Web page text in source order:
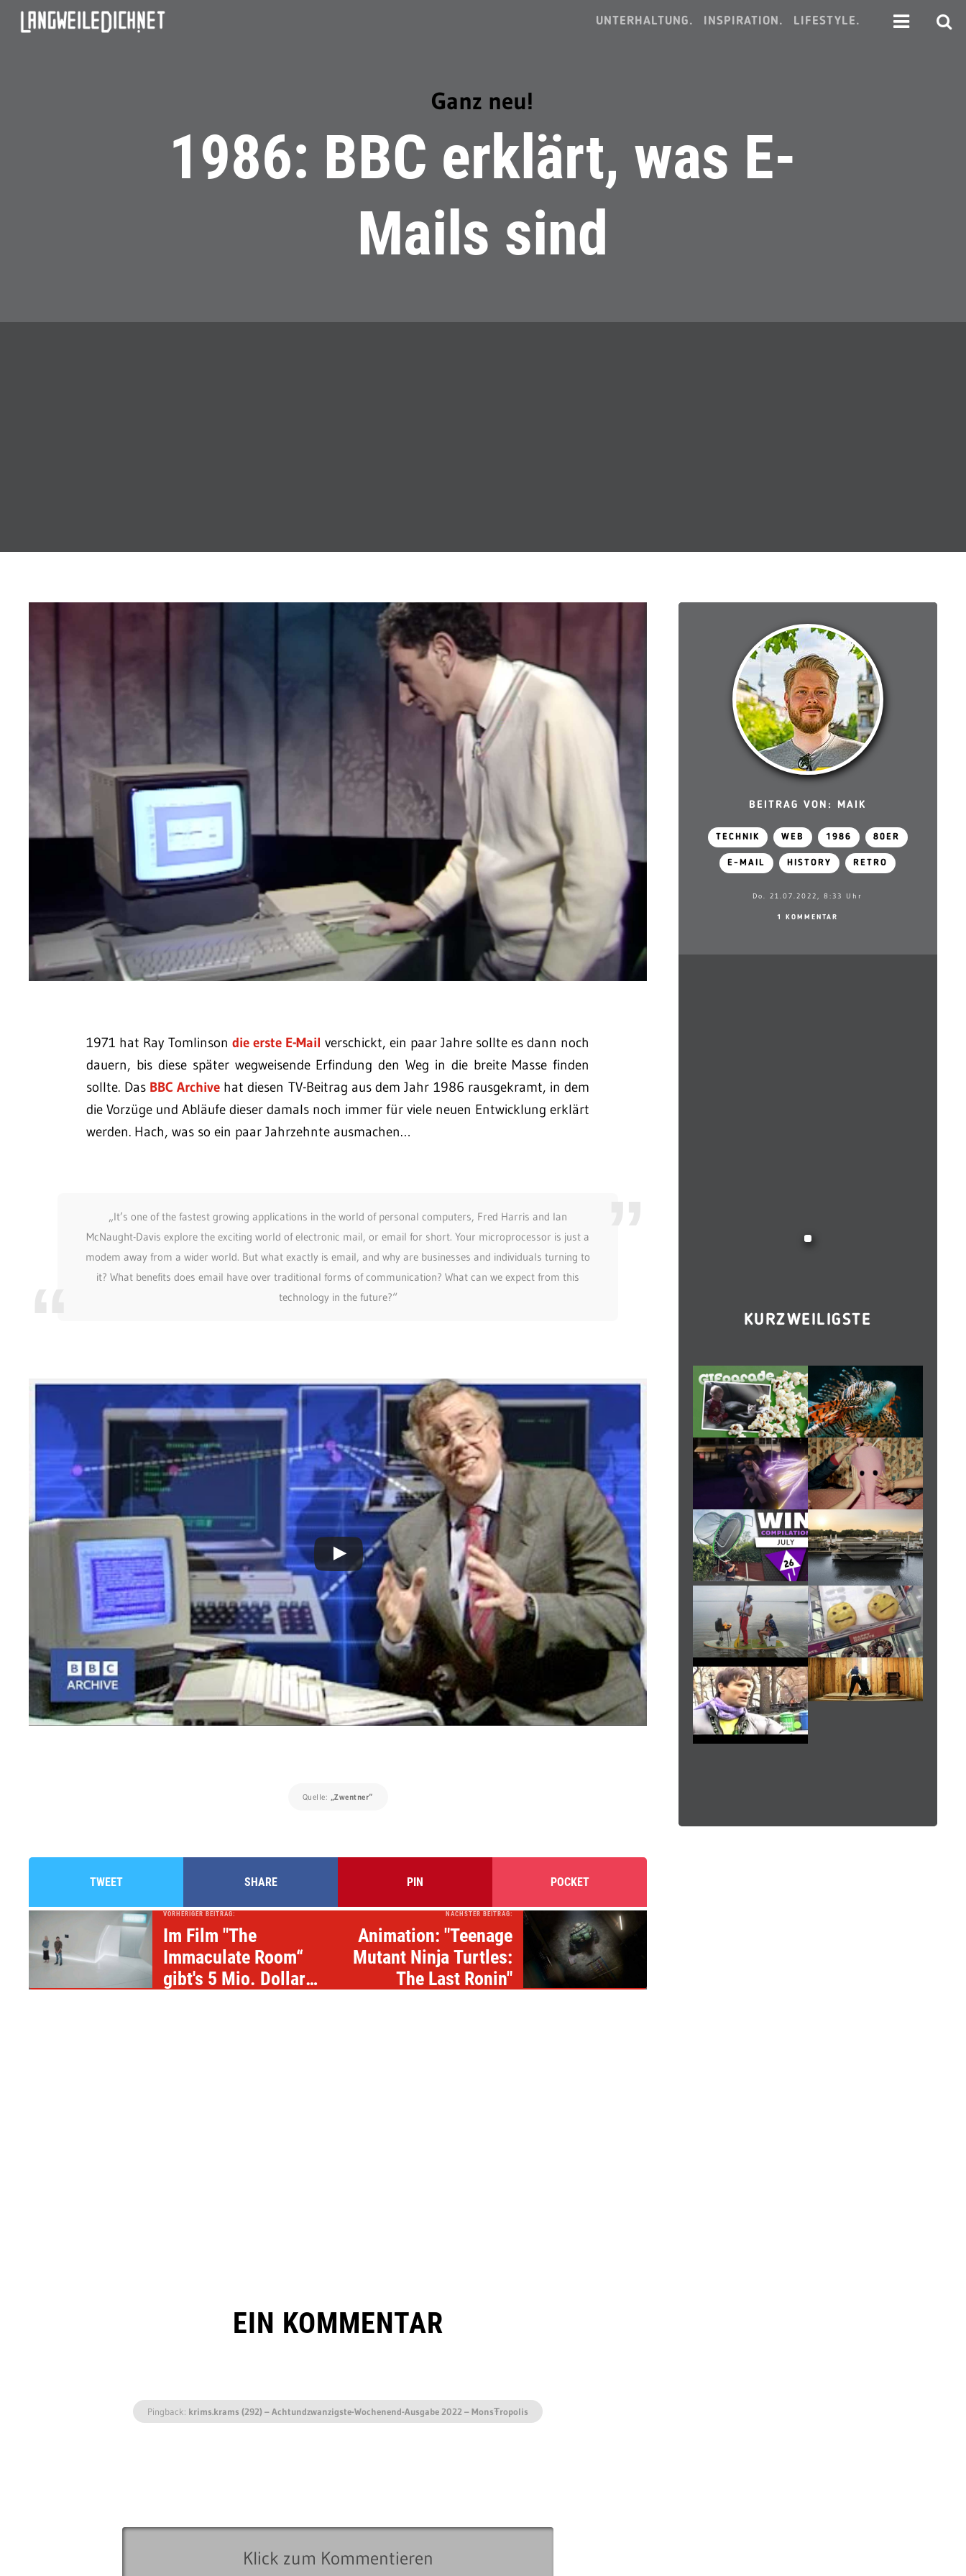
UNTERHALTUNG. INSPIRATION. LIFESTYLE.
Ganz neu!
1986: BBC erklärt, was E-
Mails sind
1971 hat Ray Tomlinson die erste E-Mail verschickt, ein paar Jahre sollte es dann noch
dauern, bis diese später wegweisende Erfindung den Weg in die breite Masse finden
sollte. Das BBC Archive hat diesen TV-Beitrag aus dem Jahr 1986 rausgekramt, in dem
die Vorzüge und Abläufe dieser damals noch immer für viele neuen Entwicklung erklärt
werden. Hach, was so ein paar Jahrzehnte ausmachen…
„It’s one of the fastest growing applications in the world of personal computers, Fred Harris and Ian
McNaught-Davis explore the exciting world of electronic mail, or email for short. Your microprocessor is just a
modem away from a wider world. But what exactly is email, and why are businesses and individuals turning to
it? What benefits does email have over traditional forms of communication? What can we expect from this
technology in the future?“
Quelle: „Zwentner“
TWEET SHARE PIN POCKET
VORHERIGER BEITRAG:
Im Film "The
Immaculate Room“
gibt's 5 Mio. Dollar
NÄCHSTER BEITRAG:
Animation: "Teenage
Mutant Ninja Turtles:
The Last Ronin"
EIN KOMMENTAR
Pingback: krims.krams (292) – Achtundzwanzigste-Wochenend-Ausgabe 2022 – MonsŦropolis
BEITRAG VON: MAIK
TECHNIK WEB 1986 80ER
E-MAIL HISTORY RETRO
Do. 21.07.2022, 8:33 Uhr
1 KOMMENTAR
KURZWEILIGSTE